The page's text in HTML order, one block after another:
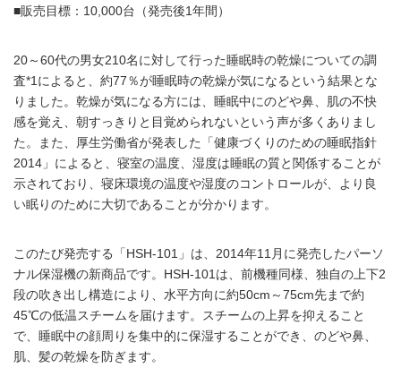
■販売目標：10,000台（発売後1年間）
20～60代の男女210名に対して行った睡眠時の乾燥についての調
査*1によると、約77％が睡眠時の乾燥が気になるという結果とな
りました。乾燥が気になる方には、睡眠中にのどや鼻、肌の不快
感を覚え、朝すっきりと目覚められないという声が多くありまし
た。また、厚生労働省が発表した「健康づくりのための睡眠指針
2014」によると、寝室の温度、湿度は睡眠の質と関係することが
示されており、寝床環境の温度や湿度のコントロールが、より良
い眠りのために大切であることが分かります。
このたび発売する「HSH-101」は、2014年11月に発売したパーソ
ナル保湿機の新商品です。HSH-101は、前機種同様、独自の上下2
段の吹き出し構造により、水平方向に約50cm～75cm先まで約
45℃の低温スチームを届けます。スチームの上昇を抑えること
で、睡眠中の顔周りを集中的に保湿することができ、のどや鼻、
肌、髪の乾燥を防ぎます。